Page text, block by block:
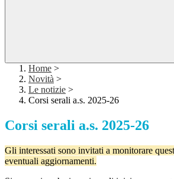
Home >
Novità >
Le notizie >
Corsi serali a.s. 2025-26
Corsi serali a.s. 2025-26
Gli interessati sono invitati a monitorare
eventuali aggiornamenti.